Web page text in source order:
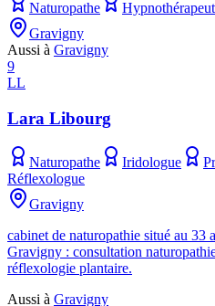
Naturopathe
Gravigny
Aussi à Gravigny
9
LL
Lara Libourg
Naturopathe Iridologue
Réflexologue
Gravigny
cabinet de naturopathie situé au 33
Gravigny : consultation
réflexologie plantaire.
Aussi à Gravigny